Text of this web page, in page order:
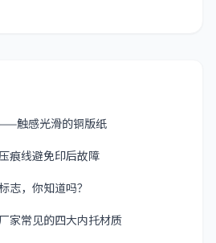
触感光滑的铜版纸
痕线避免印后故障
志，你知道吗？
家常见的四大内托材质